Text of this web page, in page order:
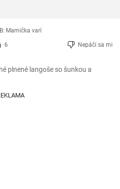
Mamička varí
6 Nepáči sa mi
plnené langoše so šunkou a